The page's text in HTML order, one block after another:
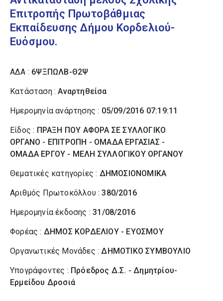
Επιτροπής Πρωτοβάθμιας
Εκπαίδευσης Δήμου Κορδελιού-
Ευόσμου.
ΑΔΑ : 6ΨΞΠΩΛΒ-Θ2Ψ
Κατάσταση :Αναρτηθείσα
Ημερομηνία ανάρτησης : 05/09/2016 07:19:11
Είδος : ΠΡΑΞΗ ΠΟΥ ΑΦΟΡΑ ΣΕ ΣΥΛΛΟΓΙΚΟ
ΟΡΓΑΝΟ - ΕΠΙΤΡΟΠΗ - ΟΜΑΔΑ ΕΡΓΑΣΙΑΣ -
ΟΜΑΔΑ ΕΡΓΟΥ - ΜΕΛΗ ΣΥΛΛΟΓΙΚΟΥ ΟΡΓΑΝΟΥ
Θεματικές κατηγορίες : ΔΗΜΟΣΙΟΝΟΜΙΚΑ
Αριθμός Πρωτοκόλλου :380/2016
Ημερομηνία έκδοσης :31/08/2016
Φορέας : ΔΗΜΟΣ ΚΟΡΔΕΛΙΟΥ - ΕΥΟΣΜΟΥ
Οργανωτικές Μονάδες :ΔΗΜΟΤΙΚΟ ΣΥΜΒΟΥΛΙΟ
Υπογράφοντες : Πρόεδρος Δ.Σ. - Δημητρίου-
Ερμείδου Δροσιά